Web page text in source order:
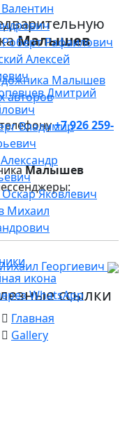
Рафаилович
Алексей
Дмитрий
Владимир
Яковлевич
Михаил
икона
WhatsApp
Малышев
Малышев
авторов
+7 926 259-
Малышев
Георгиевич
ссылки
Главная
Gallery